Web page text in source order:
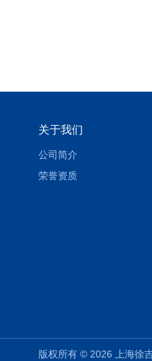
关于我们
公司简介
荣誉资质
版权所有 © 2026 上海